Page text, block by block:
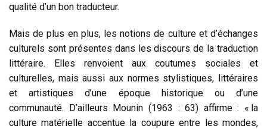
qualité d’un bon traducteur.
Mais de plus en plus, les notions de culture et d’échanges
culturels sont présentes dans les discours de la traduction
littéraire. Elles renvoient aux coutumes sociales et
culturelles, mais aussi aux normes stylistiques, littéraires
et artistiques d’une époque historique ou d’une
communauté. D’ailleurs Mounin (1963 : 63) affirme : « la
culture matérielle accentue la coupure entre les mondes,